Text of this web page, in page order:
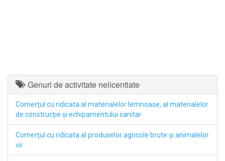
Genuri de activitate nelicentiate
Comerţul cu ridicata al materialelor lemnoase, al materialelor
de construcţie şi echipamentului sanitar
Comerţul cu ridicata al produselor agricole brute şi animalelor
vii